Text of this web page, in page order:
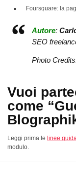
Foursquare: la
Autore:
SEO
Photo
Vuoi
come
Leggi prima le linee
modulo.